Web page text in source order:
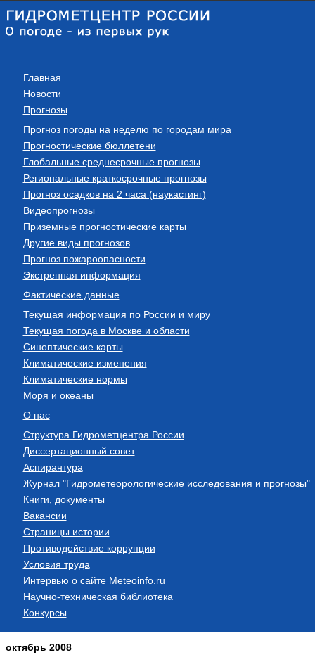
Главная
Новости
Прогнозы
Прогноз погоды на неделю по городам мира
Прогностические бюллетени
Глобальные среднесрочные прогнозы
Региональные краткосрочные прогнозы
Прогноз осадков на 2 часа (наукастинг)
Видеопрогнозы
Приземные прогностические карты
Другие виды прогнозов
Прогноз пожароопасности
Экстренная информация
Фактические данные
Текущая информация по России и миру
Текущая погода в Москве и области
Синоптические карты
Климатические изменения
Климатические нормы
Моря и океаны
О нас
Структура Гидрометцентра России
Диссертационный совет
Аспирантура
Журнал "Гидрометеорологические исследования и прогнозы"
Книги, документы
Вакансии
Страницы истории
Противодействие коррупции
Условия труда
Интервью о сайте Meteoinfo.ru
Научно-техническая библиотека
Конкурсы
октябрь 2008